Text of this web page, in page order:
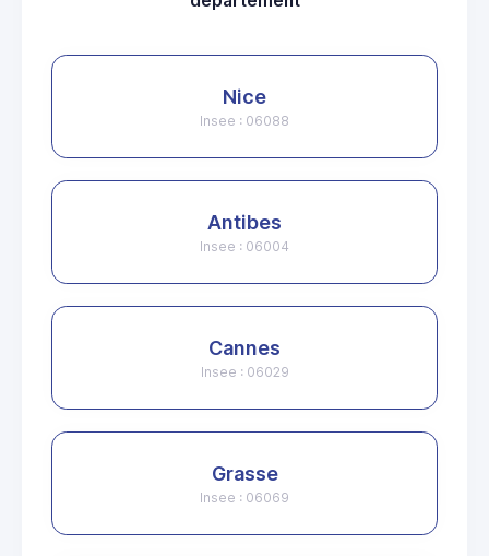
Nice
Insee : 06088
Antibes
Insee : 06004
Cannes
Insee : 06029
Grasse
Insee : 06069